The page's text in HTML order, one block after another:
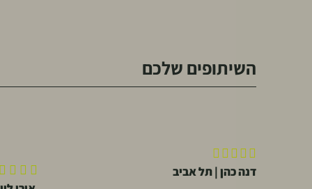
השיתופים שלכם








